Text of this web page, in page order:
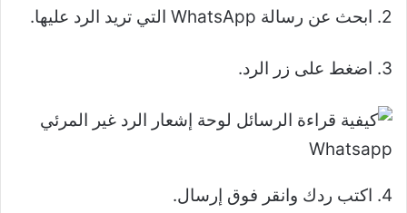
2. ابحث عن رسالة WhatsApp التي تريد الرد عليها.
3. اضغط على زر الرد.
4. اكتب ردك وانقر فوق إرسال.